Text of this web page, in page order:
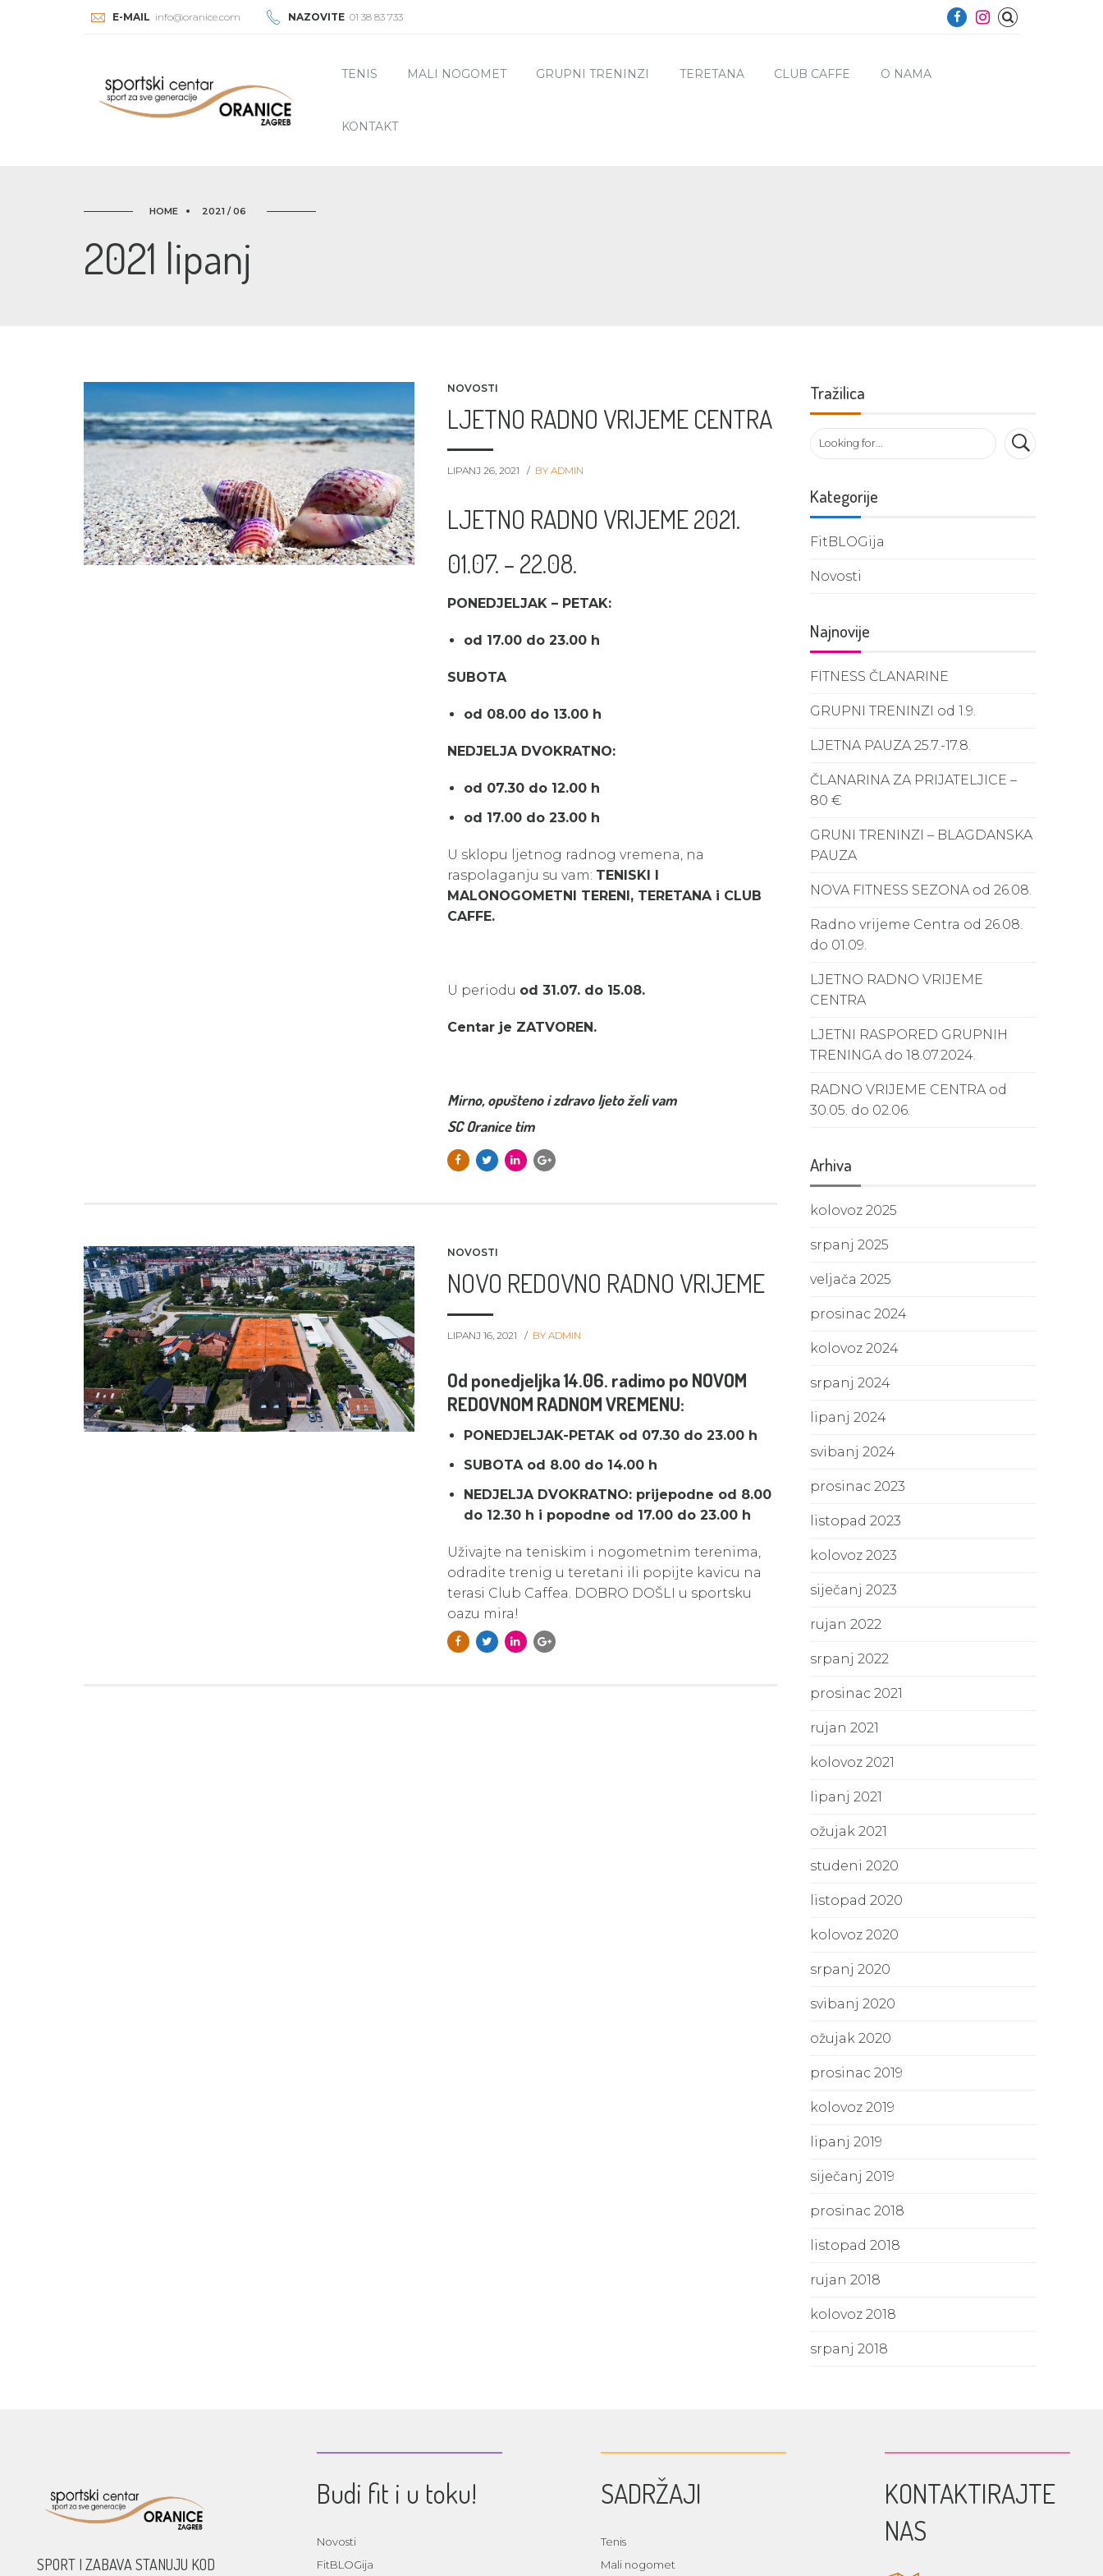
E-MAIL info@oranice.com NAZOVITE 01 38 83 733
TENIS MALI NOGOMET GRUPNI TRENINZI TERETANA CLUB CAFFE O NAMA
KONTAKT
HOME 2021 / 06
2021 lipanj
NOVOSTI
LJETNO RADNO VRIJEME CENTRA
LIPANJ 26, 2021 BY ADMIN
LJETNO RADNO VRIJEME 2021.
01.07. – 22.08.
PONEDJELJAK – PETAK:
od 17.00 do 23.00 h
SUBOTA
od 08.00 do 13.00 h
NEDJELJA DVOKRATNO:
od 07.30 do 12.00 h
od 17.00 do 23.00 h
U sklopu ljetnog radnog vremena, na
raspolaganju su vam: TENISKI I
MALONOGOMETNI TERENI, TERETANA i CLUB
CAFFE.
U periodu od 31.07. do 15.08.
Centar je ZATVOREN.
Mirno, opušteno i zdravo ljeto želi vam
SC Oranice tim
NOVOSTI
NOVO REDOVNO RADNO VRIJEME
LIPANJ 16, 2021 BY ADMIN
Od ponedjeljka 14.06. radimo po NOVOM
REDOVNOM RADNOM VREMENU:
PONEDJELJAK-PETAK od 07.30 do 23.00 h
SUBOTA od 8.00 do 14.00 h
NEDJELJA DVOKRATNO: prijepodne od 8.00
do 12.30 h i popodne od 17.00 do 23.00 h
Uživajte na teniskim i nogometnim terenima,
odradite trenig u teretani ili popijte kavicu na
terasi Club Caffea. DOBRO DOŠLI u sportsku
oazu mira!
Tražilica
Kategorije
FitBLOGija
Novosti
Najnovije
FITNESS ČLANARINE
GRUPNI TRENINZI od 1.9.
LJETNA PAUZA 25.7.-17.8.
ČLANARINA ZA PRIJATELJICE –
80 €
GRUNI TRENINZI – BLAGDANSKA
PAUZA
NOVA FITNESS SEZONA od 26.08.
Radno vrijeme Centra od 26.08.
do 01.09.
LJETNO RADNO VRIJEME
CENTRA
LJETNI RASPORED GRUPNIH
TRENINGA do 18.07.2024.
RADNO VRIJEME CENTRA od
30.05. do 02.06.
Arhiva
kolovoz 2025
srpanj 2025
veljača 2025
prosinac 2024
kolovoz 2024
srpanj 2024
lipanj 2024
svibanj 2024
prosinac 2023
listopad 2023
kolovoz 2023
siječanj 2023
rujan 2022
srpanj 2022
prosinac 2021
rujan 2021
kolovoz 2021
lipanj 2021
ožujak 2021
studeni 2020
listopad 2020
kolovoz 2020
srpanj 2020
svibanj 2020
ožujak 2020
prosinac 2019
kolovoz 2019
lipanj 2019
siječanj 2019
prosinac 2018
listopad 2018
rujan 2018
kolovoz 2018
srpanj 2018
SPORT I ZABAVA STANUJU KOD
Budi fit i u toku!
Novosti
FitBLOGija
SADRŽAJI
Tenis
Mali nogomet
KONTAKTIRAJTE
NAS